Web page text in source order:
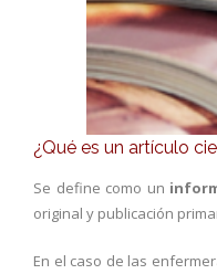
¿Qué es un artículo
Se define como un
original y publicación
En el caso de las